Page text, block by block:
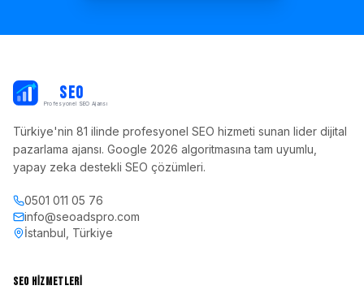
SEO
Profesyonel SEO Ajansı
Türkiye'nin 81 ilinde profesyonel SEO hizmeti sunan lider dijital
pazarlama ajansı. Google 2026 algoritmasına tam uyumlu,
yapay zeka destekli SEO çözümleri.
0501 011 05 76
info@seoadspro.com
İstanbul, Türkiye
SEO HIZMETLERI